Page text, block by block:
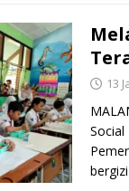
13
Social